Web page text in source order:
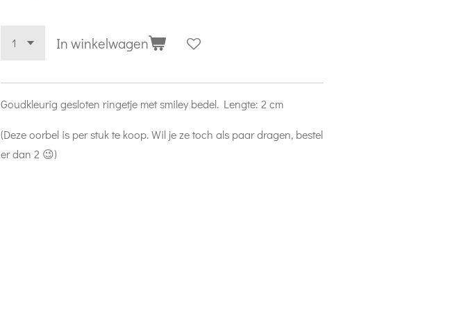
In winkelwagen
Goudkleurig gesloten ringetje met smiley bedel. Lengte: 2 cm
(Deze oorbel is per stuk te koop. Wil je ze toch als paar dragen, bestel
er dan 2 😉)